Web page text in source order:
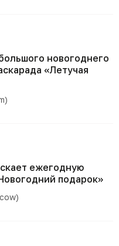
новогоднего
«Летучая
ежегодную
подарок»